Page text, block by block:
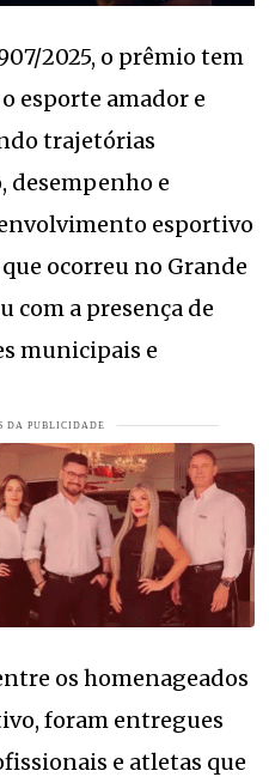
2025, o prêmio tem
esporte amador e
trajetórias
desempenho e
esportivo
ocorreu no Grande
com a presença de
municipais e
os homenageados
foram entregues
e atletas que